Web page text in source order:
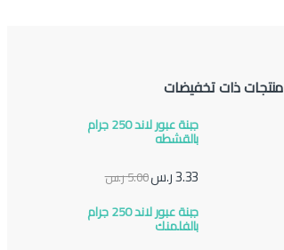
منتجات ذات تخفيضات
جبنة عبور لاند 250 جرام
بالقشطه
3.33ر.س5.00ر.س
جبنة عبور لاند 250 جرام
بالفلمنك